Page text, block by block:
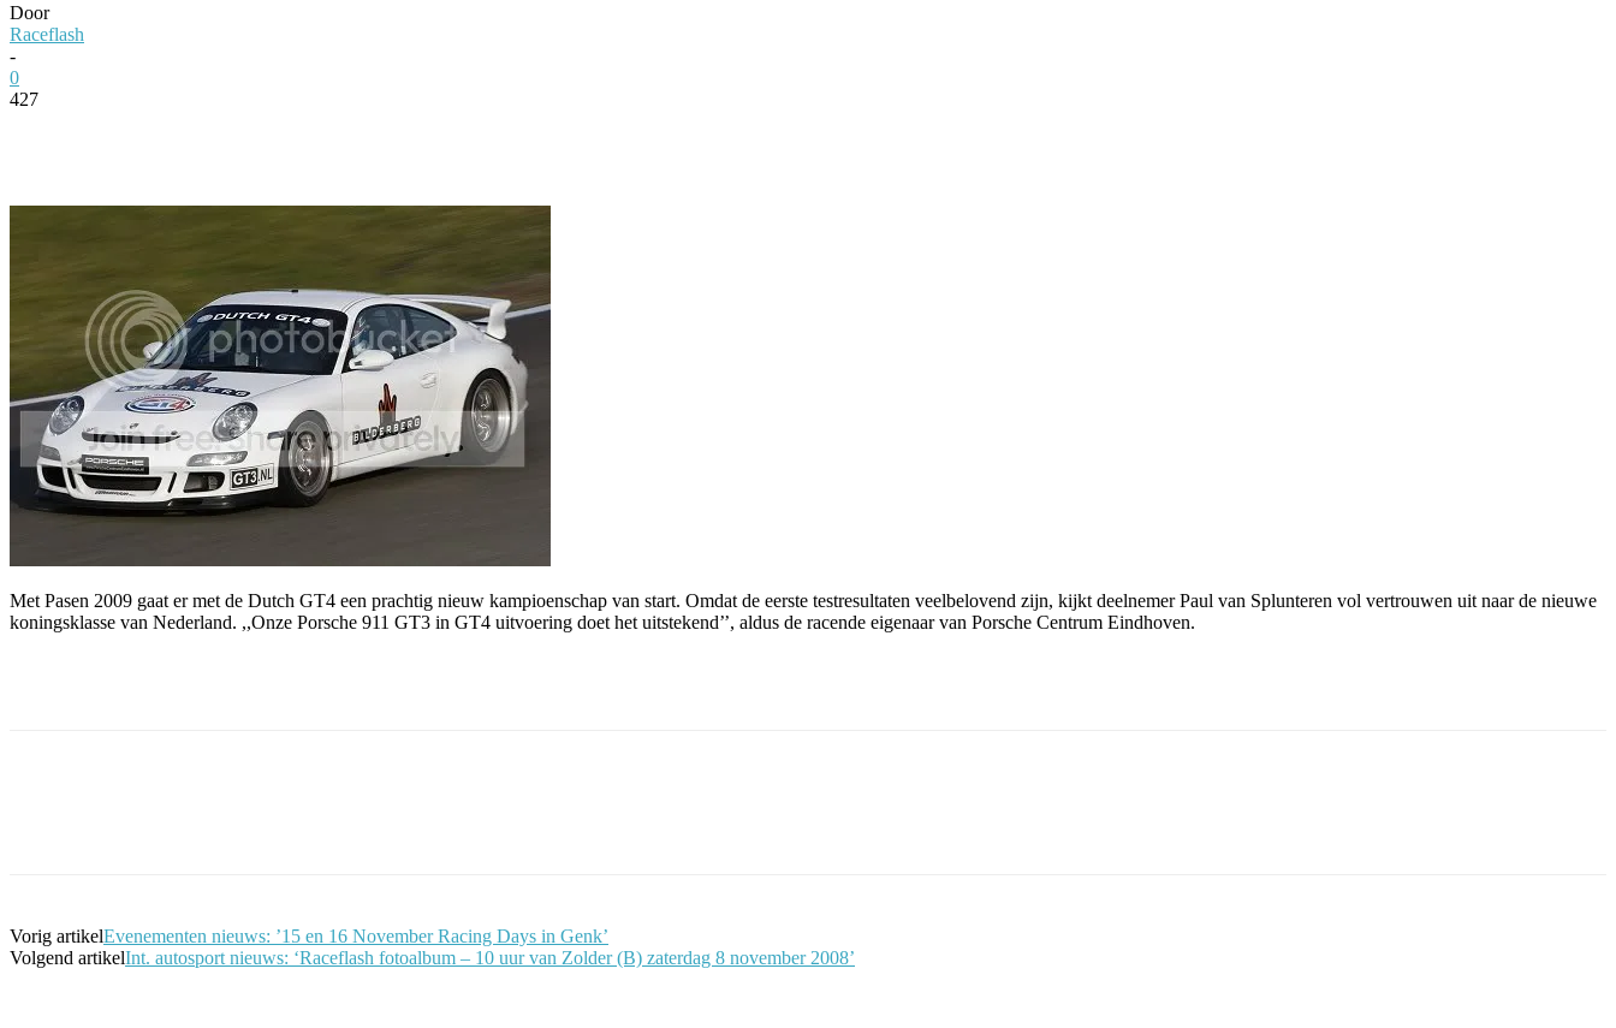
Door
Raceflash
-
0
427
Met Pasen 2009 gaat er met de Dutch GT4 een prachtig nieuw kampioenschap van start. Omdat de eerste testresultaten veelbelovend zijn, kijkt deelnemer Paul van Splunteren vol vertrouwen uit naar de nieuwe
koningsklasse van Nederland. ,,Onze Porsche 911 GT3 in GT4 uitvoering doet het uitstekend’’, aldus de racende eigenaar van Porsche Centrum Eindhoven.
Vorig artikelEvenementen nieuws: ’15 en 16 November Racing Days in Genk’
Volgend artikelInt. autosport nieuws: ‘Raceflash fotoalbum – 10 uur van Zolder (B) zaterdag 8 november 2008’